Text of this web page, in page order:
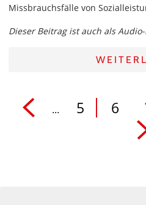
Missbrauchsfälle von
Dieser Beitrag ist auch als
... 5 6